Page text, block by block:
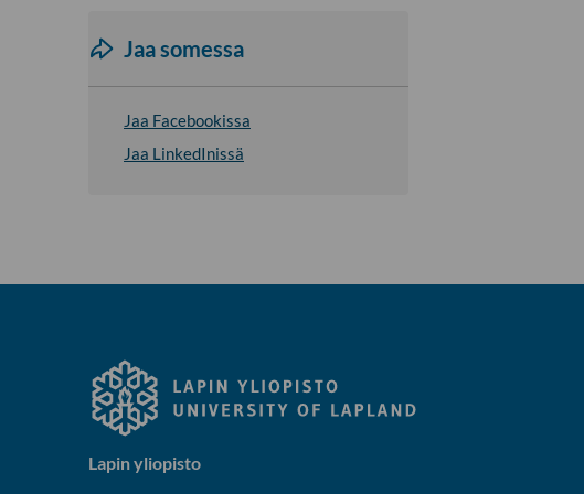
Jaa somessa
Jaa Facebookissa
Jaa LinkedInissä
Lapin yliopisto